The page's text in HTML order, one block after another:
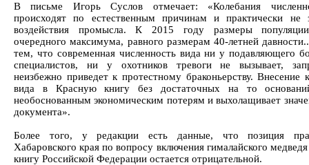
В письме Игорь Суслов отмечает: «Колебания
происходят по естественным причинам и практически не
воздействия промысла. К 2015 году размеры
очередного максимума, равного размерам 40-летней
тем, что современная численность вида ни у подавляющего
специалистов, ни у охотников тревоги не вызывает,
неизбежно приведет к протестному браконьерству. Внесение
вида в Красную книгу без достаточных на то
необоснованным экономическим потерям и выхолащивает
документа».
Более того, у редакции есть данные, что позиция
Хабаровского края по вопросу включения гималайского
книгу Российской Федерации остается отрицательной.